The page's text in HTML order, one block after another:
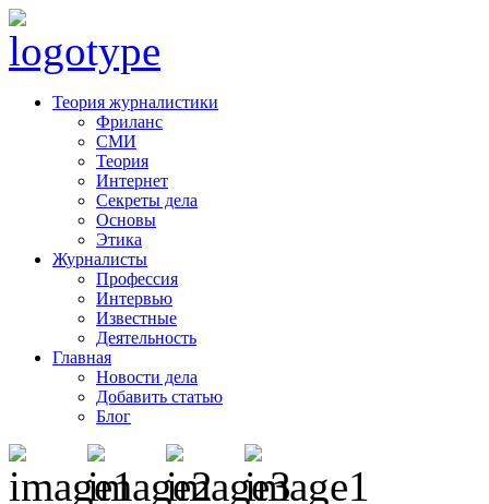
Теория журналистики
Фриланс
СМИ
Теория
Интернет
Секреты дела
Основы
Этика
Журналисты
Профессия
Интервью
Известные
Деятельность
Главная
Новости дела
Добавить статью
Блог